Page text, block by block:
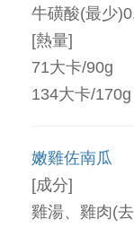
牛磺酸(最少
[熱量]
71大卡/90g
134大卡/170g
嫩雞佐南瓜
[成分]
雞湯、雞肉(